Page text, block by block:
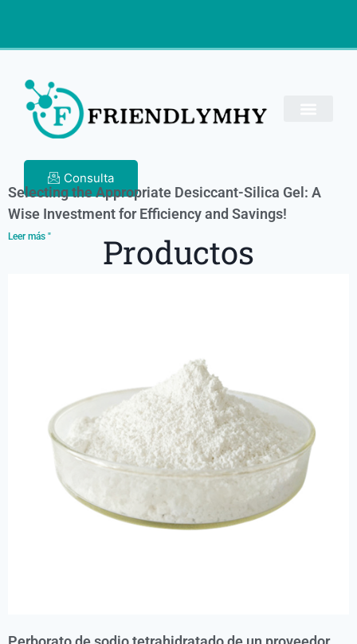
Consulta
Productos
Selecting the Appropriate Desiccant-Silica Gel: A
Wise Investment for Efficiency and Savings!
Leer más "